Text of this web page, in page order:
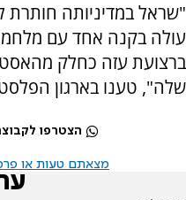
"שראל במדיניותה חותרת
עולה בקנה אחד עם
ברצועת עזה כחלק
שלה", טענו בארגון
הצטרפו
מצאתם טעות או